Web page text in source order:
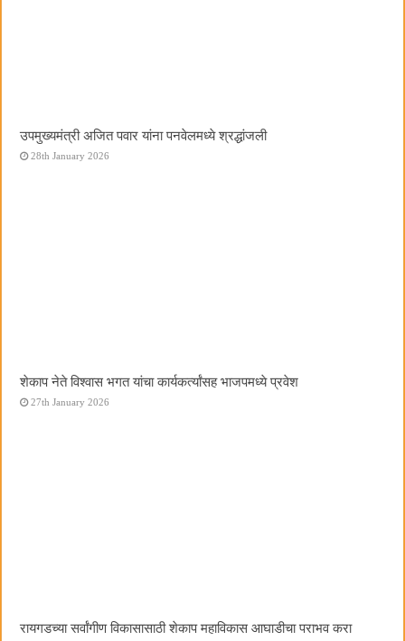
उपमुख्यमंत्री अजित पवार यांना पनवेलमध्ये श्रद्धांजली
28th January 2026
शेकाप नेते विश्वास भगत यांचा कार्यकर्त्यांसह भाजपमध्ये प्रवेश
27th January 2026
रायगडच्या सर्वांगीण विकासासाठी शेकाप महाविकास आघाडीचा पराभव करा